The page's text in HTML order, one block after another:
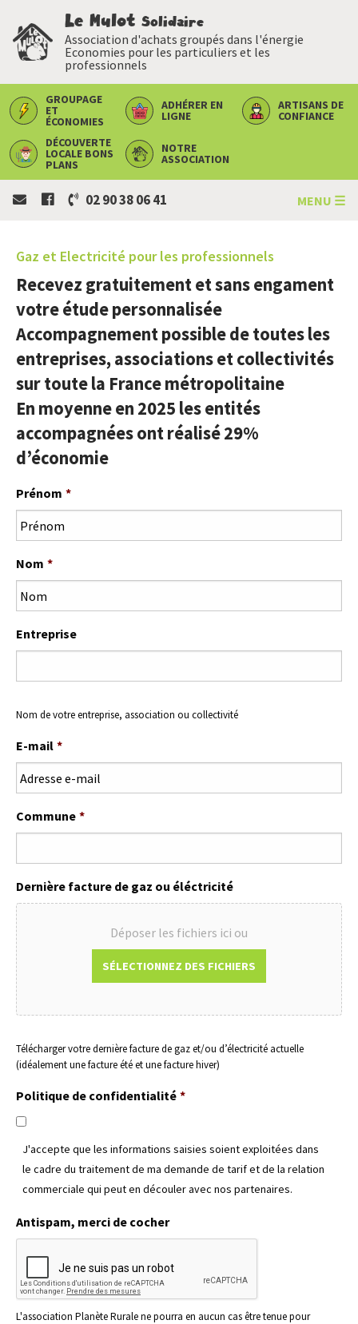
Le Mulot Solidaire
Association d'achats groupés dans l'énergie
Economies pour les particuliers et les
professionnels
GROUPAGE
ET
ÉCONOMIES
ADHÉRER EN
LIGNE
ARTISANS DE
CONFIANCE
DÉCOUVERTE
LOCALE BONS
PLANS
NOTRE
ASSOCIATION
02 90 38 06 41 MENU ☰
Gaz et Electricité pour les professionnels
Recevez gratuitement et sans engament
votre étude personnalisée
Accompagnement possible de toutes les
entreprises, associations et collectivités
sur toute la France métropolitaine
En moyenne en 2025 les entités
accompagnées ont réalisé 29%
d’économie
Prénom *
Nom *
Entreprise
Nom de votre entreprise, association ou collectivité
E-mail *
Commune *
Dernière facture de gaz ou éléctricité
Déposer les fichiers ici ou
de
acceptés
:
png,
pdf.
Télécharger votre dernière facture de gaz et/ou d’électricité actuelle
(idéalement une facture été et une facture hiver)
Politique de confidentialité *
J'accepte que les informations saisies soient exploitées dans
le cadre du traitement de ma demande de tarif et de la relation
commerciale qui peut en découler avec nos partenaires.
Antispam, merci de cocher
L'association Planète Rurale ne pourra en aucun cas être tenue pour